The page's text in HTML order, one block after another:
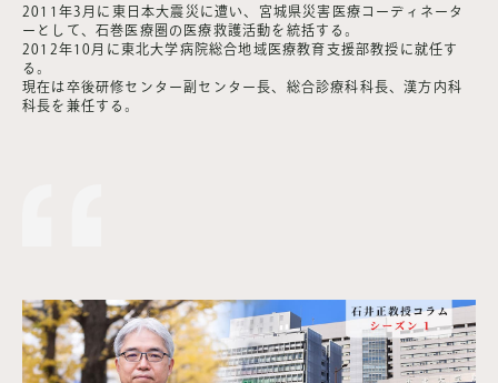
2011年3月に東日本大震災に遭い、宮城県災害医療コーディネータ
ーとして、石巻医療圏の医療救護活動を統括する。
2012年10月に東北大学病院総合地域医療教育支援部教授に就任す
る。
現在は卒後研修センター副センター長、総合診療科科長、漢方内科
科長を兼任する。